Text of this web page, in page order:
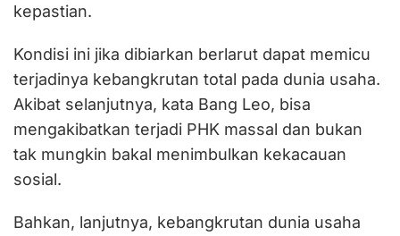
kepastian.
Kondisi ini jika dibiarkan berlarut dapat memicu
terjadinya kebangkrutan total pada dunia usaha.
Akibat selanjutnya, kata Bang Leo, bisa
mengakibatkan terjadi PHK massal dan bukan
tak mungkin bakal menimbulkan kekacauan
sosial.
Bahkan, lanjutnya, kebangkrutan dunia usaha